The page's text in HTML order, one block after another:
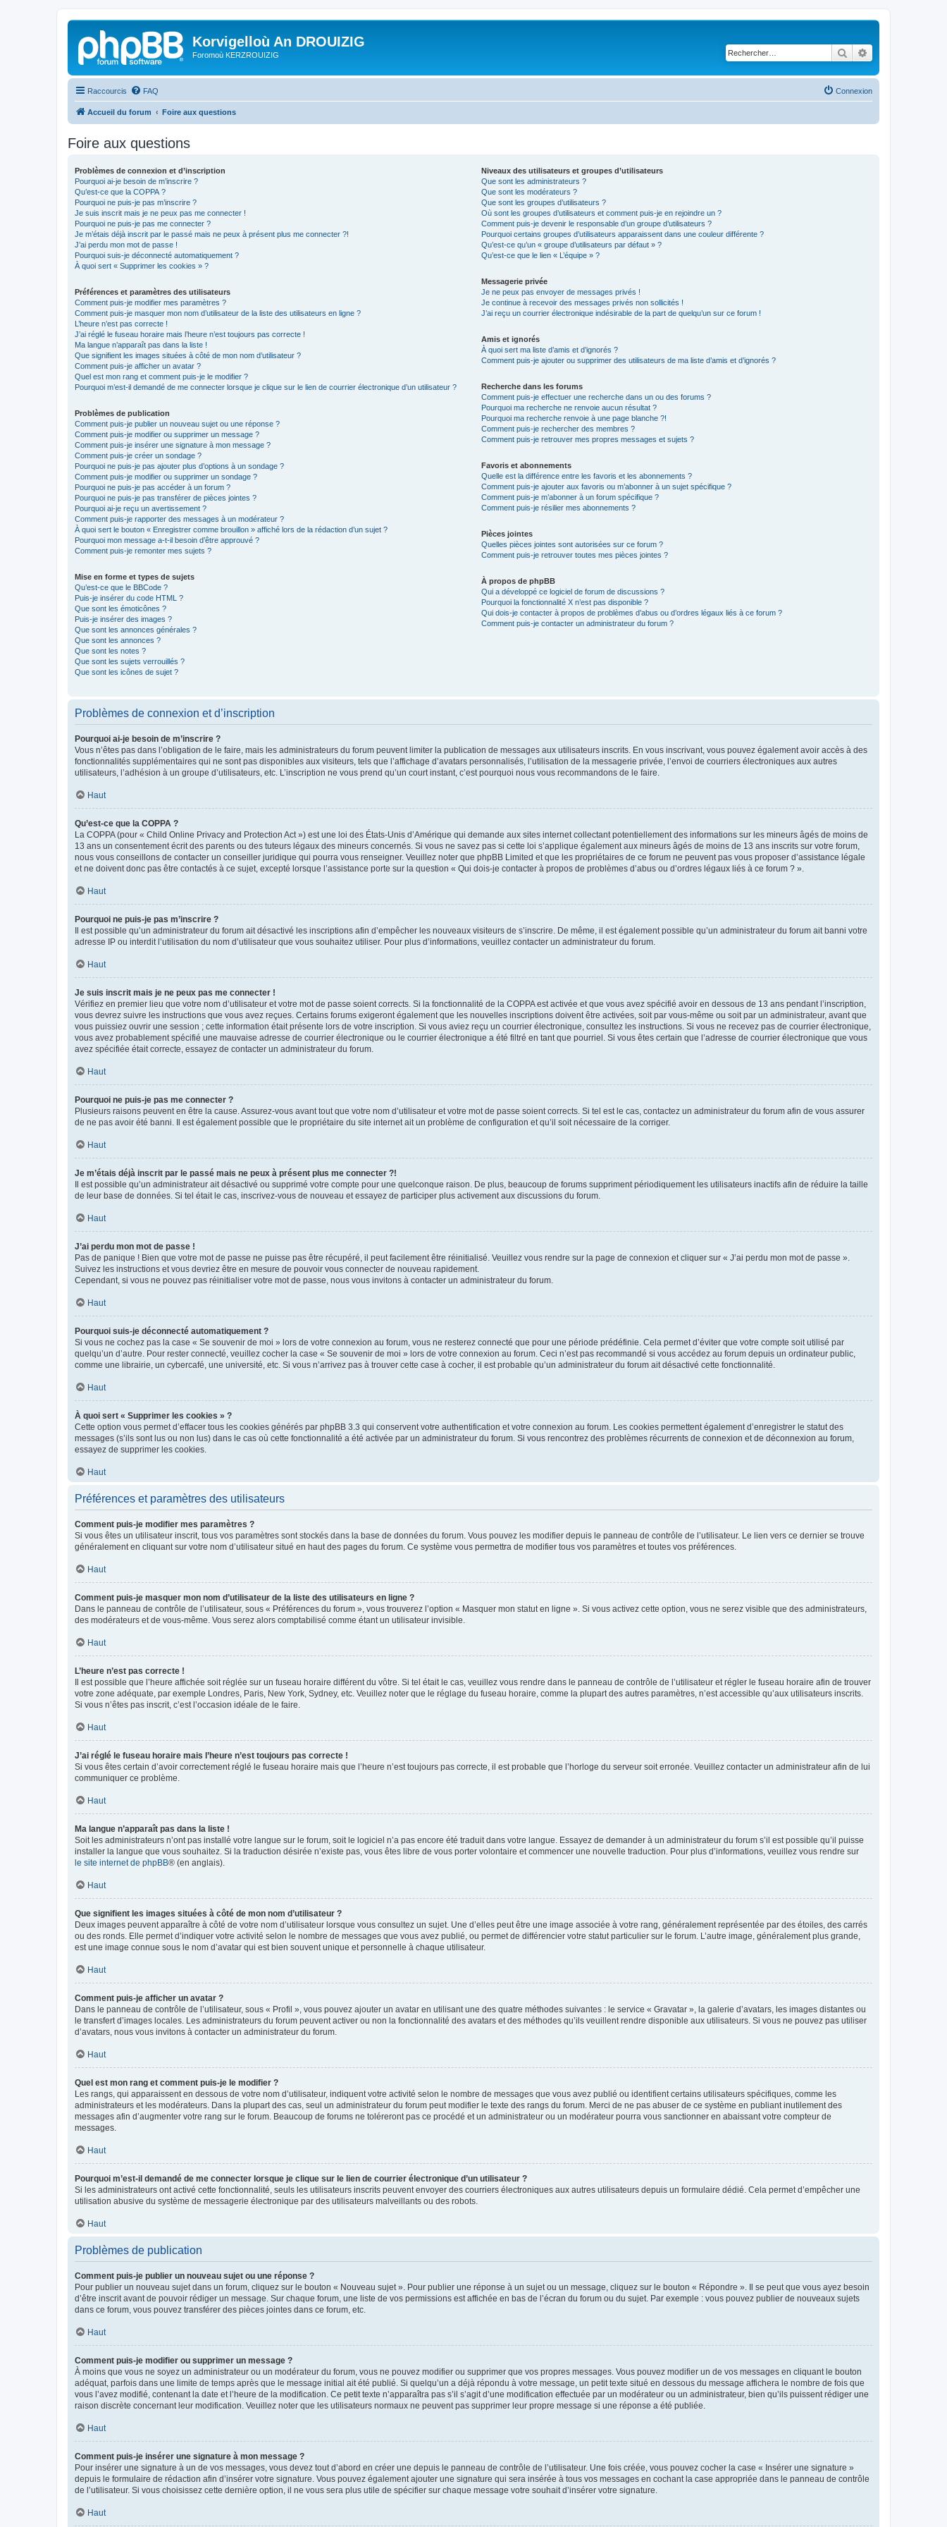
Korvigelloù An DROUIZIG
Foromoù KERZROUIZIG Rechercher
Raccourcis FAQ Connexion
Accueil du forum Foire aux questions
Foire aux questions
Problèmes de connexion et d’inscription
Pourquoi ai-je besoin de m’inscrire ?
Qu’est-ce que la COPPA ?
Pourquoi ne puis-je pas m’inscrire ?
Je suis inscrit mais je ne peux pas me connecter !
Pourquoi ne puis-je pas me connecter ?
Je m’étais déjà inscrit par le passé mais ne peux à présent plus me connecter ?!
J’ai perdu mon mot de passe !
Pourquoi suis-je déconnecté automatiquement ?
À quoi sert « Supprimer les cookies » ?
Préférences et paramètres des utilisateurs
Comment puis-je modifier mes paramètres ?
Comment puis-je masquer mon nom d’utilisateur de la liste des utilisateurs en ligne ?
L’heure n’est pas correcte !
J’ai réglé le fuseau horaire mais l’heure n’est toujours pas correcte !
Ma langue n’apparaît pas dans la liste !
Que signifient les images situées à côté de mon nom d’utilisateur ?
Comment puis-je afficher un avatar ?
Quel est mon rang et comment puis-je le modifier ?
Pourquoi m’est-il demandé de me connecter lorsque je clique sur le lien de courrier électronique d’un utilisateur ?
Problèmes de publication
Comment puis-je publier un nouveau sujet ou une réponse ?
Comment puis-je modifier ou supprimer un message ?
Comment puis-je insérer une signature à mon message ?
Comment puis-je créer un sondage ?
Pourquoi ne puis-je pas ajouter plus d’options à un sondage ?
Comment puis-je modifier ou supprimer un sondage ?
Pourquoi ne puis-je pas accéder à un forum ?
Pourquoi ne puis-je pas transférer de pièces jointes ?
Pourquoi ai-je reçu un avertissement ?
Comment puis-je rapporter des messages à un modérateur ?
À quoi sert le bouton « Enregistrer comme brouillon » affiché lors de la rédaction d’un sujet ?
Pourquoi mon message a-t-il besoin d’être approuvé ?
Comment puis-je remonter mes sujets ?
Mise en forme et types de sujets
Qu’est-ce que le BBCode ?
Puis-je insérer du code HTML ?
Que sont les émoticônes ?
Puis-je insérer des images ?
Que sont les annonces générales ?
Que sont les annonces ?
Que sont les notes ?
Que sont les sujets verrouillés ?
Que sont les icônes de sujet ?
Niveaux des utilisateurs et groupes d’utilisateurs
Que sont les administrateurs ?
Que sont les modérateurs ?
Que sont les groupes d’utilisateurs ?
Où sont les groupes d’utilisateurs et comment puis-je en rejoindre un ?
Comment puis-je devenir le responsable d’un groupe d’utilisateurs ?
Pourquoi certains groupes d’utilisateurs apparaissent dans une couleur différente ?
Qu’est-ce qu’un « groupe d’utilisateurs par défaut » ?
Qu’est-ce que le lien « L’équipe » ?
Messagerie privée
Je ne peux pas envoyer de messages privés !
Je continue à recevoir des messages privés non sollicités !
J’ai reçu un courrier électronique indésirable de la part de quelqu’un sur ce forum !
Amis et ignorés
À quoi sert ma liste d’amis et d’ignorés ?
Comment puis-je ajouter ou supprimer des utilisateurs de ma liste d’amis et d’ignorés ?
Recherche dans les forums
Comment puis-je effectuer une recherche dans un ou des forums ?
Pourquoi ma recherche ne renvoie aucun résultat ?
Pourquoi ma recherche renvoie à une page blanche ?!
Comment puis-je rechercher des membres ?
Comment puis-je retrouver mes propres messages et sujets ?
Favoris et abonnements
Quelle est la différence entre les favoris et les abonnements ?
Comment puis-je ajouter aux favoris ou m’abonner à un sujet spécifique ?
Comment puis-je m’abonner à un forum spécifique ?
Comment puis-je résilier mes abonnements ?
Pièces jointes
Quelles pièces jointes sont autorisées sur ce forum ?
Comment puis-je retrouver toutes mes pièces jointes ?
À propos de phpBB
Qui a développé ce logiciel de forum de discussions ?
Pourquoi la fonctionnalité X n’est pas disponible ?
Qui dois-je contacter à propos de problèmes d’abus ou d’ordres légaux liés à ce forum ?
Comment puis-je contacter un administrateur du forum ?
Problèmes de connexion et d’inscription
Pourquoi ai-je besoin de m’inscrire ?
Vous n’êtes pas dans l’obligation de le faire, mais les administrateurs du forum peuvent limiter la publication de messages aux utilisateurs inscrits. En vous inscrivant, vous pouvez également avoir accès à des
fonctionnalités supplémentaires qui ne sont pas disponibles aux visiteurs, tels que l’affichage d’avatars personnalisés, l’utilisation de la messagerie privée, l’envoi de courriers électroniques aux autres
utilisateurs, l’adhésion à un groupe d’utilisateurs, etc. L’inscription ne vous prend qu’un court instant, c’est pourquoi nous vous recommandons de le faire.
Haut
Qu’est-ce que la COPPA ?
La COPPA (pour « Child Online Privacy and Protection Act ») est une loi des États-Unis d’Amérique qui demande aux sites internet collectant potentiellement des informations sur les mineurs âgés de moins de
13 ans un consentement écrit des parents ou des tuteurs légaux des mineurs concernés. Si vous ne savez pas si cette loi s’applique également aux mineurs âgés de moins de 13 ans inscrits sur votre forum,
nous vous conseillons de contacter un conseiller juridique qui pourra vous renseigner. Veuillez noter que phpBB Limited et que les propriétaires de ce forum ne peuvent pas vous proposer d’assistance légale
et ne doivent donc pas être contactés à ce sujet, excepté lorsque l’assistance porte sur la question « Qui dois-je contacter à propos de problèmes d’abus ou d’ordres légaux liés à ce forum ? ».
Haut
Pourquoi ne puis-je pas m’inscrire ?
Il est possible qu’un administrateur du forum ait désactivé les inscriptions afin d’empêcher les nouveaux visiteurs de s’inscrire. De même, il est également possible qu’un administrateur du forum ait banni votre
adresse IP ou interdit l’utilisation du nom d’utilisateur que vous souhaitez utiliser. Pour plus d’informations, veuillez contacter un administrateur du forum.
Haut
Je suis inscrit mais je ne peux pas me connecter !
Vérifiez en premier lieu que votre nom d’utilisateur et votre mot de passe soient corrects. Si la fonctionnalité de la COPPA est activée et que vous avez spécifié avoir en dessous de 13 ans pendant l’inscription,
vous devrez suivre les instructions que vous avez reçues. Certains forums exigeront également que les nouvelles inscriptions doivent être activées, soit par vous-même ou soit par un administrateur, avant que
vous puissiez ouvrir une session ; cette information était présente lors de votre inscription. Si vous aviez reçu un courrier électronique, consultez les instructions. Si vous ne recevez pas de courrier électronique,
vous avez probablement spécifié une mauvaise adresse de courrier électronique ou le courrier électronique a été filtré en tant que pourriel. Si vous êtes certain que l’adresse de courrier électronique que vous
avez spécifiée était correcte, essayez de contacter un administrateur du forum.
Haut
Pourquoi ne puis-je pas me connecter ?
Plusieurs raisons peuvent en être la cause. Assurez-vous avant tout que votre nom d’utilisateur et votre mot de passe soient corrects. Si tel est le cas, contactez un administrateur du forum afin de vous assurer
de ne pas avoir été banni. Il est également possible que le propriétaire du site internet ait un problème de configuration et qu’il soit nécessaire de la corriger.
Haut
Je m’étais déjà inscrit par le passé mais ne peux à présent plus me connecter ?!
Il est possible qu’un administrateur ait désactivé ou supprimé votre compte pour une quelconque raison. De plus, beaucoup de forums suppriment périodiquement les utilisateurs inactifs afin de réduire la taille
de leur base de données. Si tel était le cas, inscrivez-vous de nouveau et essayez de participer plus activement aux discussions du forum.
Haut
J’ai perdu mon mot de passe !
Pas de panique ! Bien que votre mot de passe ne puisse pas être récupéré, il peut facilement être réinitialisé. Veuillez vous rendre sur la page de connexion et cliquer sur « J’ai perdu mon mot de passe ».
Suivez les instructions et vous devriez être en mesure de pouvoir vous connecter de nouveau rapidement.
Cependant, si vous ne pouvez pas réinitialiser votre mot de passe, nous vous invitons à contacter un administrateur du forum.
Haut
Pourquoi suis-je déconnecté automatiquement ?
Si vous ne cochez pas la case « Se souvenir de moi » lors de votre connexion au forum, vous ne resterez connecté que pour une période prédéfinie. Cela permet d’éviter que votre compte soit utilisé par
quelqu’un d’autre. Pour rester connecté, veuillez cocher la case « Se souvenir de moi » lors de votre connexion au forum. Ceci n’est pas recommandé si vous accédez au forum depuis un ordinateur public,
comme une librairie, un cybercafé, une université, etc. Si vous n’arrivez pas à trouver cette case à cocher, il est probable qu’un administrateur du forum ait désactivé cette fonctionnalité.
Haut
À quoi sert « Supprimer les cookies » ?
Cette option vous permet d’effacer tous les cookies générés par phpBB 3.3 qui conservent votre authentification et votre connexion au forum. Les cookies permettent également d’enregistrer le statut des
messages (s’ils sont lus ou non lus) dans le cas où cette fonctionnalité a été activée par un administrateur du forum. Si vous rencontrez des problèmes récurrents de connexion et de déconnexion au forum,
essayez de supprimer les cookies.
Haut
Préférences et paramètres des utilisateurs
Comment puis-je modifier mes paramètres ?
Si vous êtes un utilisateur inscrit, tous vos paramètres sont stockés dans la base de données du forum. Vous pouvez les modifier depuis le panneau de contrôle de l’utilisateur. Le lien vers ce dernier se trouve
généralement en cliquant sur votre nom d’utilisateur situé en haut des pages du forum. Ce système vous permettra de modifier tous vos paramètres et toutes vos préférences.
Haut
Comment puis-je masquer mon nom d’utilisateur de la liste des utilisateurs en ligne ?
Dans le panneau de contrôle de l’utilisateur, sous « Préférences du forum », vous trouverez l’option « Masquer mon statut en ligne ». Si vous activez cette option, vous ne serez visible que des administrateurs,
des modérateurs et de vous-même. Vous serez alors comptabilisé comme étant un utilisateur invisible.
Haut
L’heure n’est pas correcte !
Il est possible que l’heure affichée soit réglée sur un fuseau horaire différent du vôtre. Si tel était le cas, veuillez vous rendre dans le panneau de contrôle de l’utilisateur et régler le fuseau horaire afin de trouver
votre zone adéquate, par exemple Londres, Paris, New York, Sydney, etc. Veuillez noter que le réglage du fuseau horaire, comme la plupart des autres paramètres, n’est accessible qu’aux utilisateurs inscrits.
Si vous n’êtes pas inscrit, c’est l’occasion idéale de le faire.
Haut
J’ai réglé le fuseau horaire mais l’heure n’est toujours pas correcte !
Si vous êtes certain d’avoir correctement réglé le fuseau horaire mais que l’heure n’est toujours pas correcte, il est probable que l’horloge du serveur soit erronée. Veuillez contacter un administrateur afin de lui
communiquer ce problème.
Haut
Ma langue n’apparaît pas dans la liste !
Soit les administrateurs n’ont pas installé votre langue sur le forum, soit le logiciel n’a pas encore été traduit dans votre langue. Essayez de demander à un administrateur du forum s’il est possible qu’il puisse
installer la langue que vous souhaitez. Si la traduction désirée n’existe pas, vous êtes libre de vous porter volontaire et commencer une nouvelle traduction. Pour plus d’informations, veuillez vous rendre sur
le site internet de phpBB® (en anglais).
Haut
Que signifient les images situées à côté de mon nom d’utilisateur ?
Deux images peuvent apparaître à côté de votre nom d’utilisateur lorsque vous consultez un sujet. Une d’elles peut être une image associée à votre rang, généralement représentée par des étoiles, des carrés
ou des ronds. Elle permet d’indiquer votre activité selon le nombre de messages que vous avez publié, ou permet de différencier votre statut particulier sur le forum. L’autre image, généralement plus grande,
est une image connue sous le nom d’avatar qui est bien souvent unique et personnelle à chaque utilisateur.
Haut
Comment puis-je afficher un avatar ?
Dans le panneau de contrôle de l’utilisateur, sous « Profil », vous pouvez ajouter un avatar en utilisant une des quatre méthodes suivantes : le service « Gravatar », la galerie d’avatars, les images distantes ou
le transfert d’images locales. Les administrateurs du forum peuvent activer ou non la fonctionnalité des avatars et des méthodes qu’ils veuillent rendre disponible aux utilisateurs. Si vous ne pouvez pas utiliser
d’avatars, nous vous invitons à contacter un administrateur du forum.
Haut
Quel est mon rang et comment puis-je le modifier ?
Les rangs, qui apparaissent en dessous de votre nom d’utilisateur, indiquent votre activité selon le nombre de messages que vous avez publié ou identifient certains utilisateurs spécifiques, comme les
administrateurs et les modérateurs. Dans la plupart des cas, seul un administrateur du forum peut modifier le texte des rangs du forum. Merci de ne pas abuser de ce système en publiant inutilement des
messages afin d’augmenter votre rang sur le forum. Beaucoup de forums ne toléreront pas ce procédé et un administrateur ou un modérateur pourra vous sanctionner en abaissant votre compteur de
messages.
Haut
Pourquoi m’est-il demandé de me connecter lorsque je clique sur le lien de courrier électronique d’un utilisateur ?
Si les administrateurs ont activé cette fonctionnalité, seuls les utilisateurs inscrits peuvent envoyer des courriers électroniques aux autres utilisateurs depuis un formulaire dédié. Cela permet d’empêcher une
utilisation abusive du système de messagerie électronique par des utilisateurs malveillants ou des robots.
Haut
Problèmes de publication
Comment puis-je publier un nouveau sujet ou une réponse ?
Pour publier un nouveau sujet dans un forum, cliquez sur le bouton « Nouveau sujet ». Pour publier une réponse à un sujet ou un message, cliquez sur le bouton « Répondre ». Il se peut que vous ayez besoin
d’être inscrit avant de pouvoir rédiger un message. Sur chaque forum, une liste de vos permissions est affichée en bas de l’écran du forum ou du sujet. Par exemple : vous pouvez publier de nouveaux sujets
dans ce forum, vous pouvez transférer des pièces jointes dans ce forum, etc.
Haut
Comment puis-je modifier ou supprimer un message ?
À moins que vous ne soyez un administrateur ou un modérateur du forum, vous ne pouvez modifier ou supprimer que vos propres messages. Vous pouvez modifier un de vos messages en cliquant le bouton
adéquat, parfois dans une limite de temps après que le message initial ait été publié. Si quelqu’un a déjà répondu à votre message, un petit texte situé en dessous du message affichera le nombre de fois que
vous l’avez modifié, contenant la date et l’heure de la modification. Ce petit texte n’apparaîtra pas s’il s’agit d’une modification effectuée par un modérateur ou un administrateur, bien qu’ils puissent rédiger une
raison discrète concernant leur modification. Veuillez noter que les utilisateurs normaux ne peuvent pas supprimer leur propre message si une réponse a été publiée.
Haut
Comment puis-je insérer une signature à mon message ?
Pour insérer une signature à un de vos messages, vous devez tout d’abord en créer une depuis le panneau de contrôle de l’utilisateur. Une fois créée, vous pouvez cocher la case « Insérer une signature »
depuis le formulaire de rédaction afin d’insérer votre signature. Vous pouvez également ajouter une signature qui sera insérée à tous vos messages en cochant la case appropriée dans le panneau de contrôle
de l’utilisateur. Si vous choisissez cette dernière option, il ne vous sera plus utile de spécifier sur chaque message votre souhait d’insérer votre signature.
Haut